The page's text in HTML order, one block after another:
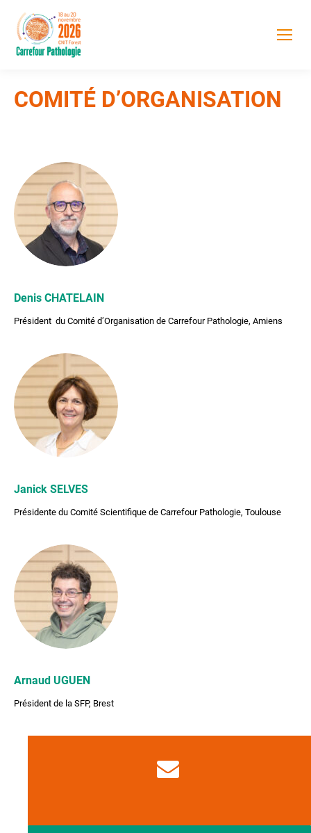
COMITÉ D’ORGANISATION
Denis CHATELAIN
Président du Comité d’Organisation de Carrefour Pathologie, Amiens
Janick SELVES
Présidente du Comité Scientifique de Carrefour Pathologie, Toulouse
Arnaud UGUEN
Président de la SFP, Brest